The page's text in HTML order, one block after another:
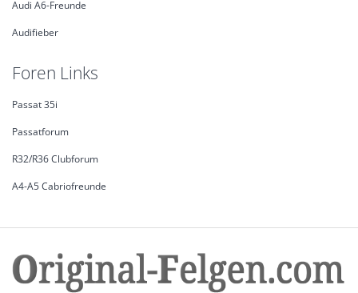
Audi A6-Freunde
Audifieber
Foren Links
Passat 35i
Passatforum
R32/R36 Clubforum
A4-A5 Cabriofreunde